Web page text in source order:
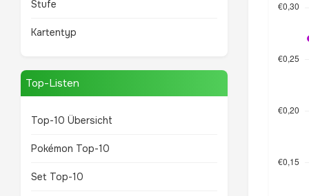
Stufe
Kartentyp
Top-Listen
Top-10 Übersicht
Pokémon Top-10
Set Top-10